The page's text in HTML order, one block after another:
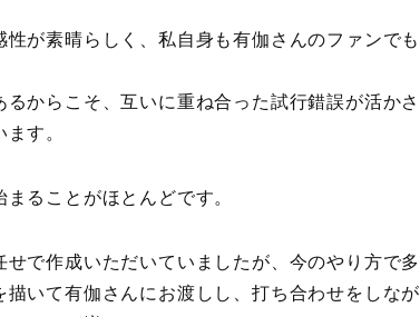
が素晴らしく、私自身も有伽さんのファンでも
からこそ、互いに重ね合った試行錯誤が活かさ
す。
ることがほとんどです。
で作成いただいていましたが、今のやり方で多
いて有伽さんにお渡しし、打ち合わせをしなが